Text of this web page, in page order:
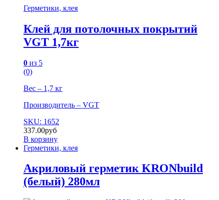
Герметики, клея
Клей для потолочных покрытий
VGT 1,7кг
0 из 5
(0)
Вес – 1,7 кг
Производитель – VGT
SKU: 1652
337.00руб
В корзину
Герметики, клея
Акриловый герметик KRONbuild
(белый) 280мл